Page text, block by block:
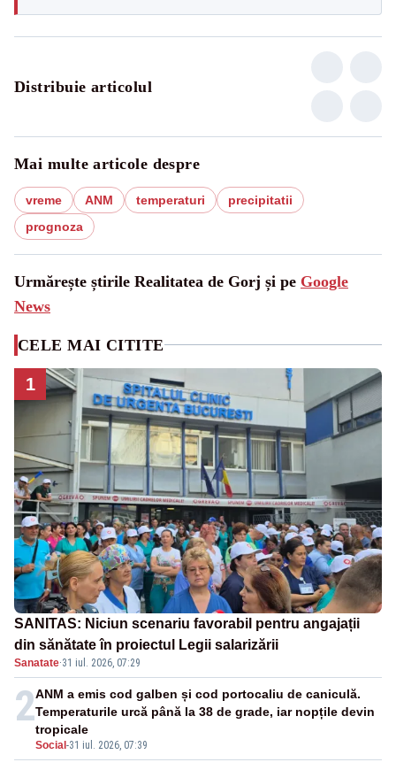
Distribuie articolul
Mai multe articole despre
vreme ANM temperaturi
precipitatii
prognoza
Urmărește știrile Realitatea de Gorj și pe Google
News
CELE MAI CITITE
1
SANITAS: Niciun scenariu favorabil pentru angajații
din sănătate în proiectul Legii salarizării
Sanatate·31 iul. 2026, 07:29
2
Social -31 iul. 2026, 07:39
ANM a emis cod galben și cod portocaliu de caniculă.
Temperaturile urcă până la 38 de grade, iar nopțile devin
tropicale